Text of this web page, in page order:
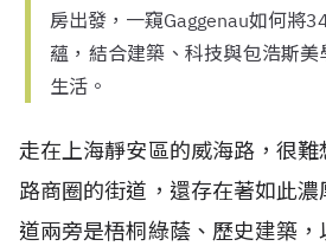
房出發，一窺Gaggenau如何將
蘊，結合建築、科技與包浩斯
生活。
走在上海靜安區的威海路，很
路商圈的街道，還存在著如此
道兩旁是梧桐綠蔭、歷史建築